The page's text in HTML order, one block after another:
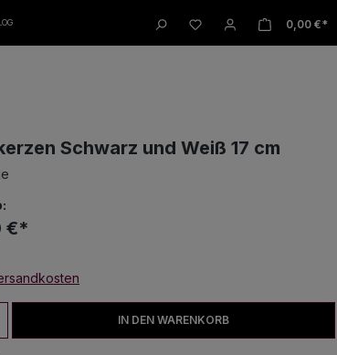
0,00 €*
Schwarz und Weiß 17 cm
€*
Gib den gewünschten Wert
IN DEN WARENKORB